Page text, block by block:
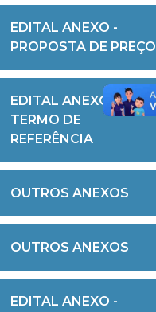
EDITAL ANEXO -
PROPOSTA DE PREÇO
EDITAL ANEXO -
TERMO DE
REFERÊNCIA
OUTROS ANEXOS
OUTROS ANEXOS
EDITAL ANEXO -